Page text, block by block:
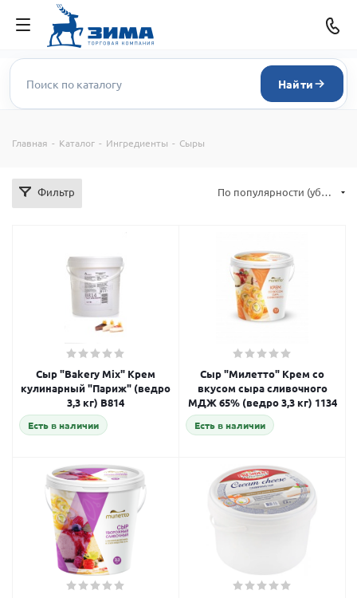
Найти
Главная - Каталог - Ингредиенты - Сыры
Фильтр По популярности (убывание)
Сыр "Bakery Mix" Крем
кулинарный "Париж" (ведро
3,3 кг) B814
Есть в наличии
Сыр "Милетто" Крем со
вкусом сыра сливочного
МДЖ 65% (ведро 3,3 кг) 1134
Есть в наличии